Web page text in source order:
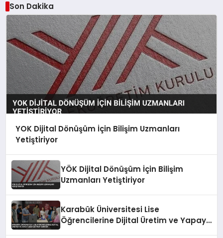
Son Dakika
YOK Dijital Dönüşüm İçin Bilişim Uzmanları
Yetiştiriyor
YÖK Dijital Dönüşüm İçin Bilişim
Uzmanları Yetiştiriyor
Karabük Üniversitesi Lise
Öğrencilerine Dijital Üretim ve Yapay